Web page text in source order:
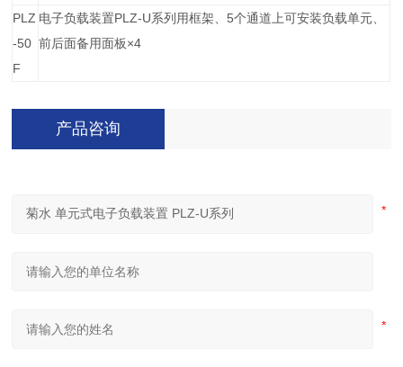
PLZ
-50
F
电子负载装置PLZ-U系列用框架、5个通道上可安装负载单元、
前后面备用面板×4
产品咨询